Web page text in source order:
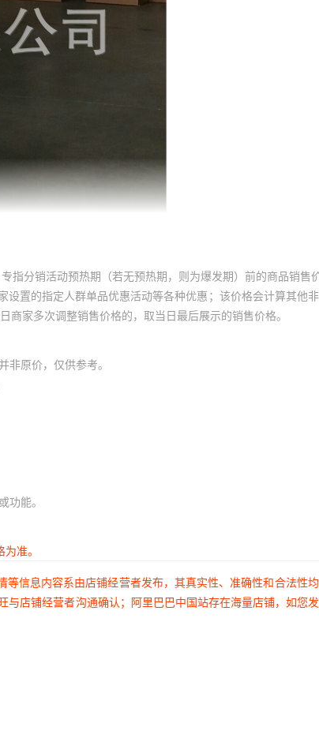
指分销活动预热期（若无预热期，则为爆发期）前的商品销售
置的指定人群单品优惠活动等各种优惠；该价格会计算其他
家多次调整销售价格的，取当日最后展示的销售价格。
原价，仅供参考。
功能。
准。
信息内容系由店铺经营者发布，其真实性、准确性和合法性
店铺经营者沟通确认；阿里巴巴中国站存在海量店铺，如您